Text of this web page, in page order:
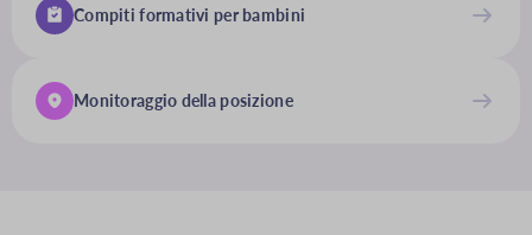
Compiti formativi per bambini
Monitoraggio della posizione